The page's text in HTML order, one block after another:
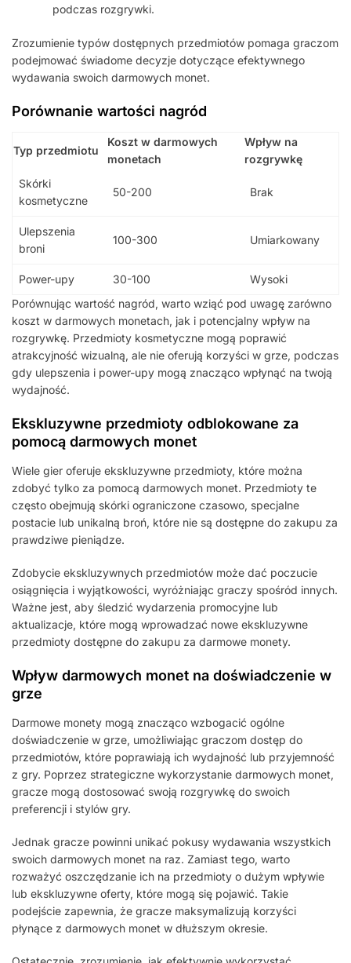
podczas rozgrywki.
Zrozumienie typów dostępnych przedmiotów pomaga graczom
podejmować świadome decyzje dotyczące efektywnego
wydawania swoich darmowych monet.
Porównanie wartości nagród
Typ przedmiotu
Koszt w darmowych
monetach
Wpływ na
rozgrywkę
Skórki
kosmetyczne
50-200 Brak
Ulepszenia
broni
100-300 Umiarkowany
Power-upy 30-100
Wysoki
Porównując wartość nagród, warto wziąć pod uwagę zarówno
koszt w darmowych monetach, jak i potencjalny wpływ na
rozgrywkę. Przedmioty kosmetyczne mogą poprawić
atrakcyjność wizualną, ale nie oferują korzyści w grze, podczas
gdy ulepszenia i power-upy mogą znacząco wpłynąć na twoją
wydajność.
Ekskluzywne przedmioty odblokowane za
pomocą darmowych monet
Wiele gier oferuje ekskluzywne przedmioty, które można
zdobyć tylko za pomocą darmowych monet. Przedmioty te
często obejmują skórki ograniczone czasowo, specjalne
postacie lub unikalną broń, które nie są dostępne do zakupu za
prawdziwe pieniądze.
Zdobycie ekskluzywnych przedmiotów może dać poczucie
osiągnięcia i wyjątkowości, wyróżniając graczy spośród innych.
Ważne jest, aby śledzić wydarzenia promocyjne lub
aktualizacje, które mogą wprowadzać nowe ekskluzywne
przedmioty dostępne do zakupu za darmowe monety.
Wpływ darmowych monet na doświadczenie w
grze
Darmowe monety mogą znacząco wzbogacić ogólne
doświadczenie w grze, umożliwiając graczom dostęp do
przedmiotów, które poprawiają ich wydajność lub przyjemność
z gry. Poprzez strategiczne wykorzystanie darmowych monet,
gracze mogą dostosować swoją rozgrywkę do swoich
preferencji i stylów gry.
Jednak gracze powinni unikać pokusy wydawania wszystkich
swoich darmowych monet na raz. Zamiast tego, warto
rozważyć oszczędzanie ich na przedmioty o dużym wpływie
lub ekskluzywne oferty, które mogą się pojawić. Takie
podejście zapewnia, że gracze maksymalizują korzyści
płynące z darmowych monet w dłuższym okresie.